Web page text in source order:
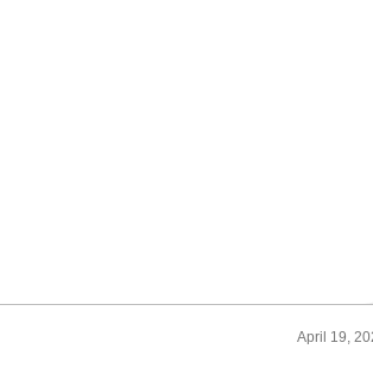
April 19,